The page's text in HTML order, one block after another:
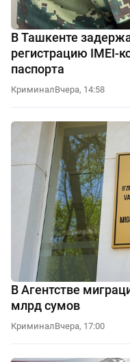
В Ташкенте
регистрацию IMEI-
паспорта
КриминалВчера, 14:58
В Агентстве
млрд сумов
КриминалВчера, 17:00